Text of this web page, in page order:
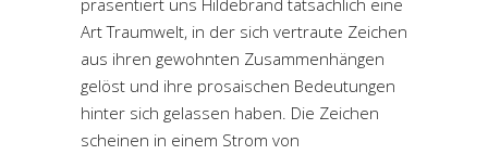
präsentiert uns Hildebrand tatsächlich eine
Art Traumwelt, in der sich vertraute Zeichen
aus ihren gewohnten Zusammenhängen
gelöst und ihre prosaischen Bedeutungen
hinter sich gelassen haben. Die Zeichen
scheinen in einem Strom von